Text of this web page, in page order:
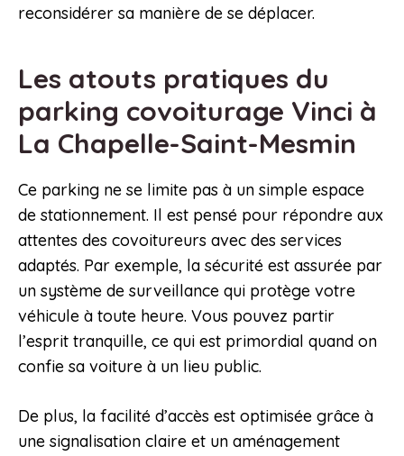
reconsidérer sa manière de se déplacer.
Les atouts pratiques du
parking covoiturage Vinci à
La Chapelle-Saint-Mesmin
Ce parking ne se limite pas à un simple espace
de stationnement. Il est pensé pour répondre aux
attentes des covoitureurs avec des services
adaptés. Par exemple, la sécurité est assurée par
un système de surveillance qui protège votre
véhicule à toute heure. Vous pouvez partir
l’esprit tranquille, ce qui est primordial quand on
confie sa voiture à un lieu public.
De plus, la facilité d’accès est optimisée grâce à
une signalisation claire et un aménagement